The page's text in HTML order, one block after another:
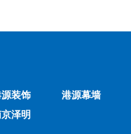
装饰 港源幕墙
泽明